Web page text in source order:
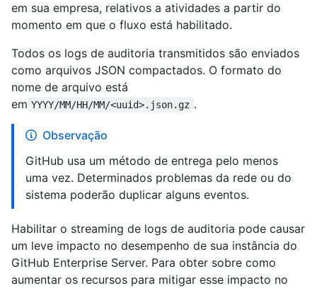
em sua empresa, relativos a atividades a partir do
momento em que o fluxo está habilitado.
Todos os logs de auditoria transmitidos são enviados
como arquivos JSON compactados. O formato do
nome de arquivo está
em YYYY/MM/HH/MM/<uuid>.json.gz .
Observação
GitHub usa um método de entrega pelo menos
uma vez. Determinados problemas da rede ou do
sistema poderão duplicar alguns eventos.
Habilitar o streaming de logs de auditoria pode causar
um leve impacto no desempenho de sua instância do
GitHub Enterprise Server. Para obter sobre como
aumentar os recursos para mitigar esse impacto no